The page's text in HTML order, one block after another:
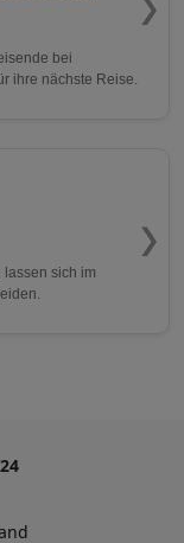
bei
ihre nächste Reise.
lassen sich im